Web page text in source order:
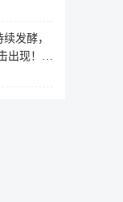
发酵，
出现！